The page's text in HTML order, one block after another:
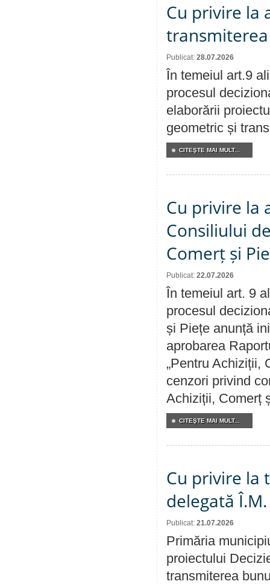
Cu privire la
Publicat: 28.07.2026
În temeiul art.9
procesul
elaborării
geometric și
CITEŞTE MAI MULT...
Cu privire la
Consiliului
Comerț și
Publicat: 22.07.2026
În temeiul art. 9
procesul
și Piețe anunță
aprobarea
„Pentru Achiziții,
cenzori privind
Achiziții, Comerț
CITEŞTE MAI MULT...
Cu privire la
delegată
Publicat: 21.07.2026
Primăria
proiectului
transmiterea